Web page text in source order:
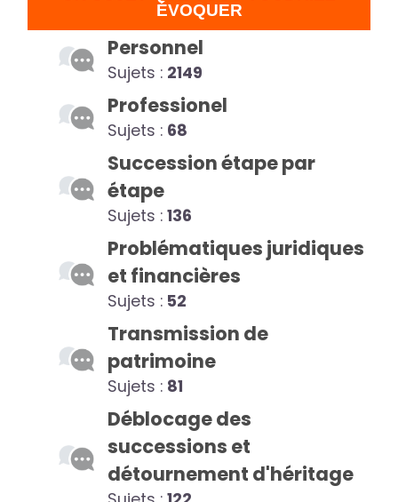
ÉVOQUER
Personnel
Sujets : 2149
Professionel
Sujets : 68
Succession étape par
étape
Sujets : 136
Problématiques juridiques
et financières
Sujets : 52
Transmission de
patrimoine
Sujets : 81
Déblocage des
successions et
détournement d'héritage